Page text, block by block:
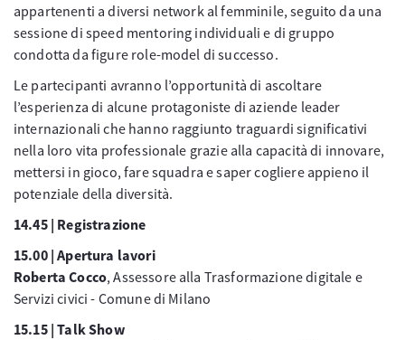
appartenenti a diversi network al femminile, seguito da una
sessione di speed mentoring individuali e di gruppo
condotta da figure role-model di successo.
Le partecipanti avranno l’opportunità di ascoltare
l’esperienza di alcune protagoniste di aziende leader
internazionali che hanno raggiunto traguardi significativi
nella loro vita professionale grazie alla capacità di innovare,
mettersi in gioco, fare squadra e saper cogliere appieno il
potenziale della diversità.
14.45 | Registrazione
15.00 | Apertura lavori
Roberta Cocco, Assessore alla Trasformazione digitale e
Servizi civici - Comune di Milano
15.15 | Talk Show